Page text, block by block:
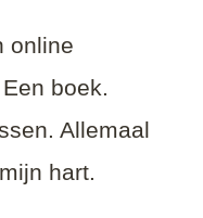
online
boek.
Allemaal
hart.